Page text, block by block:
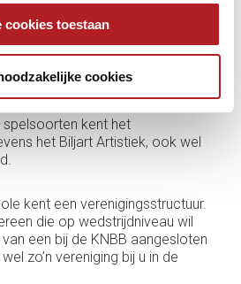
cookies toestaan
cookies
finales plaatsen zich
van Nederland in de
door de KNBB Vereniging
kent het
het Biljart Artistiek, ook wel
kent een verenigingsstructuur.
die op wedstrijdniveau wil
een bij de KNBB aangesloten
zo’n vereniging bij u in de